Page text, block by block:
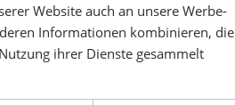
Website auch an unsere Werbe-
Informationen kombinieren, die
ihrer Dienste gesammelt